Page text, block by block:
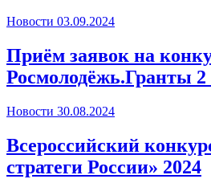
Новости 03.09.2024
Приём заявок на
Росмолодёжь.Гранты 2
Новости 30.08.2024
Всероссийский
стратеги России» 2024